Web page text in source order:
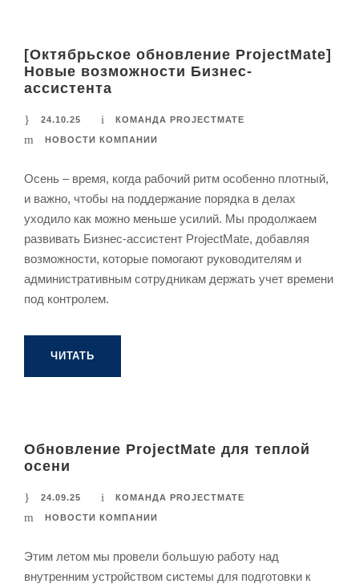
[Октябрьское обновление ProjectMate]
Новые возможности Бизнес-
ассистента
24.10.25 КОМАНДА PROJECTMATE
НОВОСТИ КОМПАНИИ
Осень – время, когда рабочий ритм особенно плотный,
и важно, чтобы на поддержание порядка в делах
уходило как можно меньше усилий. Мы продолжаем
развивать Бизнес-ассистент ProjectMate, добавляя
возможности, которые помогают руководителям и
административным сотрудникам держать учет времени
под контролем.
ЧИТАТЬ
Обновление ProjectMate для теплой
осени
24.09.25 КОМАНДА PROJECTMATE
НОВОСТИ КОМПАНИИ
Этим летом мы провели большую работу над
внутренним устройством системы для подготовки к